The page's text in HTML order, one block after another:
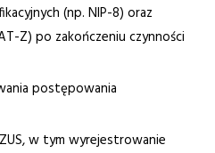
(np. NIP-8) oraz
Z) po zakończeniu czynności
postępowania
w tym wyrejestrowanie